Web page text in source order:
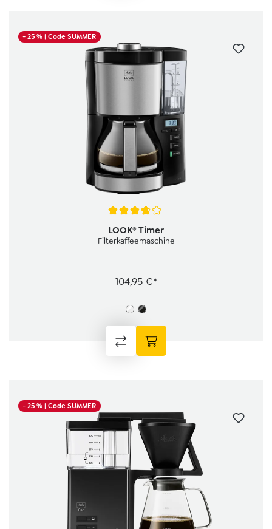
- 25 %| Code SUMMER
Durchschnittliche Bewertung von 3.6 von 5 Sternen
LOOK® Timer
Filterkaffeemaschine
104,95 €*
- 25 %| Code SUMMER